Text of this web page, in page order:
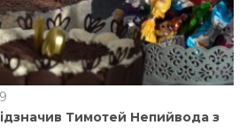
Тимотей Непийвода з